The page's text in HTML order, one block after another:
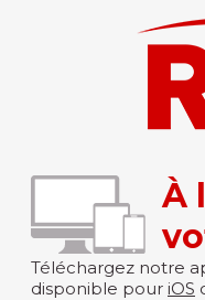
À
Téléchargez notre
disponible pour iOS